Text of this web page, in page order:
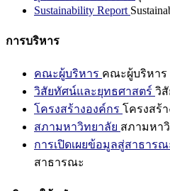
Sustainability Report
การบริหาร
คณะผู้บริหาร คณะผู้บริหาร
วิสัยทัศน์และยุทธศาสตร์ วิ
โครงสร้างองค์กร โครงสร้
สภามหาวิทยาลัย สภามหา
การเปิดเผยข้อมูลสู่สาธารณ
สาธารณะ